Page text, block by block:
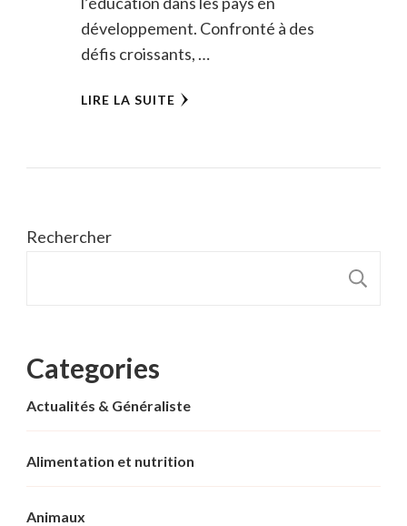
développement. Confronté à des
défis croissants, …
LIRE LA SUITE
Rechercher
Categories
Actualités & Généraliste
Alimentation et nutrition
Animaux